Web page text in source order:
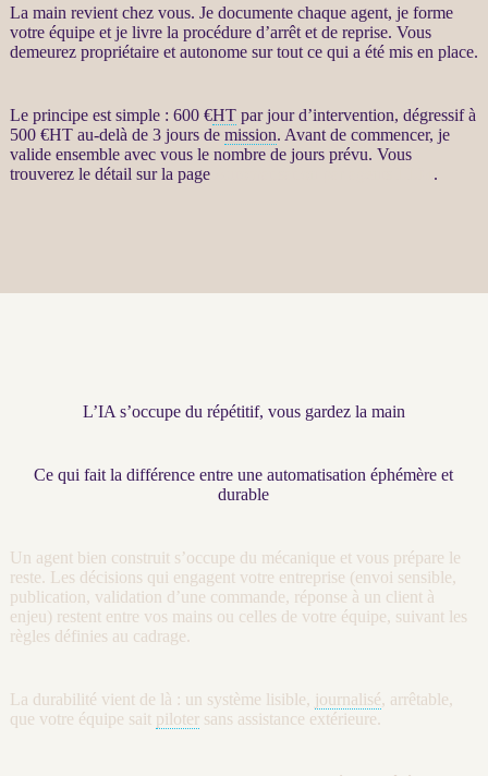
La main revient chez vous. Je documente chaque agent, je forme
votre équipe et je livre la procédure d’arrêt et de reprise. Vous
demeurez propriétaire et autonome sur tout ce qui a été mis en place.
Le principe est simple : 600 €HTpar jour d’intervention, dégressif à
500 €HTau-delà de 3 jours de mission. Avant de commencer, je
valide ensemble avec vous le nombre de jours prévu. Vous
trouverez le détail sur la page
.
L’IA s’occupe du répétitif, vous gardez la main
Ce qui fait la différence entre une automatisation éphémère et
durable
Un agent bien construit s’occupe du mécanique et vous prépare le
reste. Les décisions qui engagent votre entreprise (envoi sensible,
publication, validation d’une commande, réponse à un client à
enjeu) restent entre vos mains ou celles de votre équipe, suivant les
règles définies au cadrage.
La durabilité vient de là : un système lisible, journalisé, arrêtable,
que votre équipe sait pilotersans assistance extérieure.